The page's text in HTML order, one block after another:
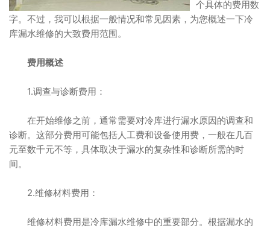
个具体的费用数
字。不过，我可以根据一般情况和常见因素，为您概述一下冷
库漏水维修的大致费用范围。
费用概述
1.调查与诊断费用：
在开始维修之前，通常需要对冷库进行漏水原因的调查和
诊断。这部分费用可能包括人工费和设备使用费，一般在几百
元至数千元不等，具体取决于漏水的复杂性和诊断所需的时
间。
2.维修材料费用：
维修材料费用是冷库漏水维修中的重要部分。根据漏水的